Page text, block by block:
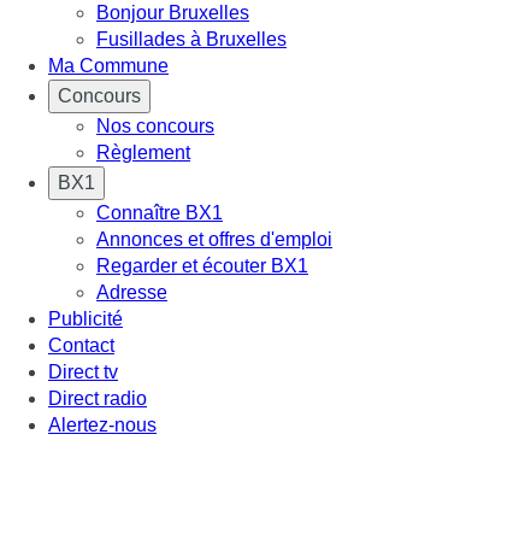
Bonjour Bruxelles
Fusillades à Bruxelles
Ma Commune
Concours
Nos concours
Règlement
BX1
Connaître BX1
Annonces et offres d'emploi
Regarder et écouter BX1
Adresse
Publicité
Contact
Direct tv
Direct radio
Alertez-nous